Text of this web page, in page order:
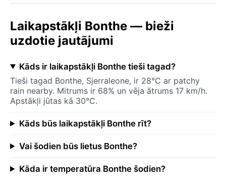
Laikapstākļi Bonthe — bieži
uzdotie jautājumi
Kāds ir laikapstākļi Bonthe tieši tagad?
Tieši tagad Bonthe, Sjerraleone, ir 28°C ar patchy
rain nearby. Mitrums ir 68% un vēja ātrums 17 km/h.
Apstākļi jūtas kā 30°C.
Kāds būs laikapstākļi Bonthe rīt?
Vai šodien būs lietus Bonthe?
Kāda ir temperatūra Bonthe šodien?